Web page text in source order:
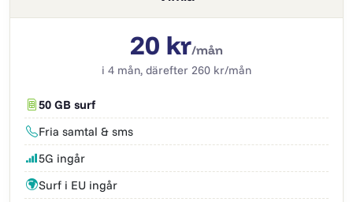
20 kr/mån
i 4 mån, därefter 260 kr/mån
50 GB surf
Fria samtal & sms
5G ingår
Surf i EU ingår